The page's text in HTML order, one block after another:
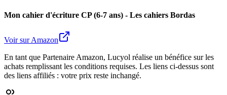
Mon cahier d'écriture CP (6-7 ans) - Les cahiers Bordas
Voir sur Amazon
En tant que Partenaire Amazon, Lucyol réalise un bénéfice sur les
achats remplissant les conditions requises. Les liens ci-dessus sont
des liens affiliés : votre prix reste inchangé.